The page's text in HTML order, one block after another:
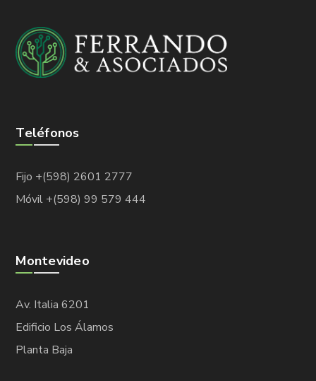
Teléfonos
Fijo +(598) 2601 2777
Móvil +(598) 99 579 444
Montevideo
Av. Italia 6201
Edificio Los Álamos
Planta Baja